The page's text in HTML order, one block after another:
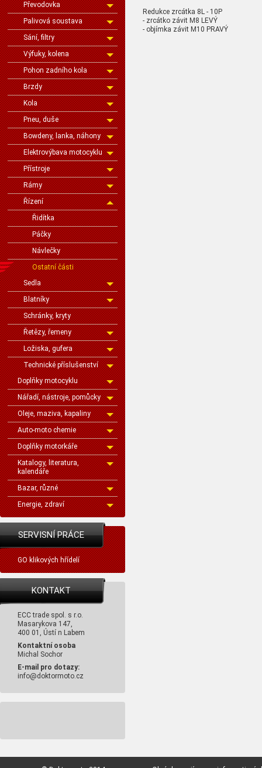
Převodovka
Palivová soustava
Sání, filtry
Výfuky, kolena
Pohon zadního kola
Brzdy
Kola
Pneu, duše
Bowdeny, lanka, náhony
Elektrovýbava motocyklu
Přístroje
Rámy
Řízení
Řidítka
Páčky
Návlečky
Ostatní části
Sedla
Blatníky
Schránky, kryty
Řetězy, řemeny
Ložiska, gufera
Technické příslušenství
Doplňky motocyklu
Nářadí, nástroje, pomůcky
Oleje, maziva, kapaliny
Auto-moto chemie
Doplňky motorkáře
Katalogy, literatura,
kalendáře
Bazar, různé
Energie, zdraví
SERVISNÍ PRÁCE
GO klikových hřídelí
KONTAKT
ECC trade spol. s r.o.
Masarykova 147,
400 01, Ústí n Labem
Kontaktní osoba
Michal Sochor
E-mail pro dotazy:
info@doktormoto.cz
Redukce zrcátka 8L - 10P
- zrcátko závit M8 LEVÝ
- objímka závit M10 PRAVÝ